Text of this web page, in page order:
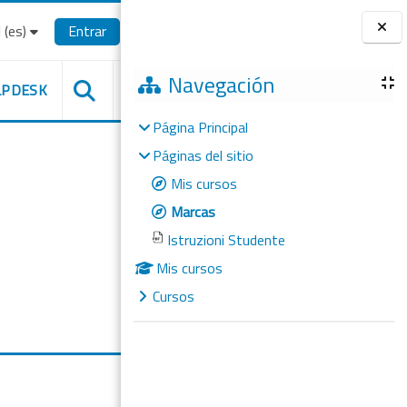
Bloques
Navegación
Página Principal
Páginas del sitio
Mis cursos
Marcas
Istruzioni Studente
Mis cursos
Cursos
Entrar